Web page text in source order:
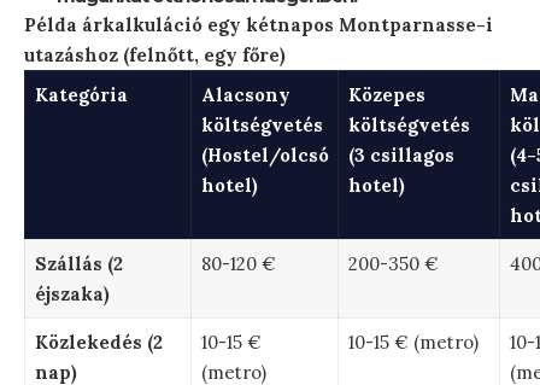
Példa árkalkuláció egy kétnapos Montparnasse-i
utazáshoz (felnőtt, egy főre)
Kategória
Alacsony
költségvetés
(Hostel/olcsó
hotel)
Közepes
költségvetés
(3 csillagos
hotel)
(4-
Szállás (2
éjszaka)
80-120 € 200-350 €
Közlekedés (2
nap)
10-15 €
(metro)
10-15 € (metro)
10-